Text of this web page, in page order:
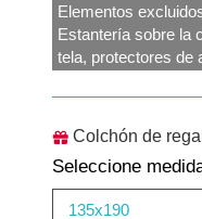
Elementos
Estantería sobre la
tela, protectores de
Colchón de
Seleccione